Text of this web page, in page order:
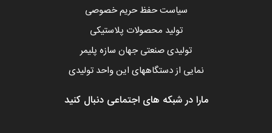
سیاست حفظ حریم خصوصی
تولید محصولات پلاستیکی
تولیدی صنعتی جهان سازه پلیمر
نمایی از دستگاههای این واحد تولیدی
مارا در شبکه های اجتماعی دنبال کنید